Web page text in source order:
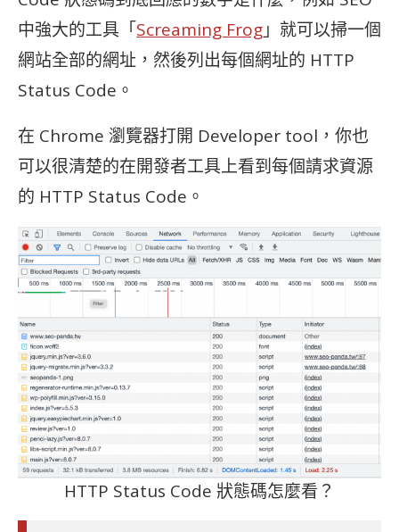
中強大的工具「Screaming Frog」就可以掃一個
網站全部的網址，然後列出每個網址的 HTTP
Status Code。
在 Chrome 瀏覽器打開 Developer tool，你也
可以很清楚的在開發者工具上看到每個請求資源
的 HTTP Status Code。
HTTP Status Code 狀態碼怎麼看？